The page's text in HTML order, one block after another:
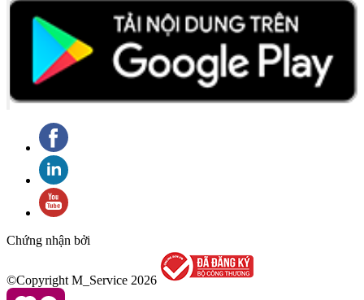
Chứng nhận bởi
©Copyright M_Service 2026